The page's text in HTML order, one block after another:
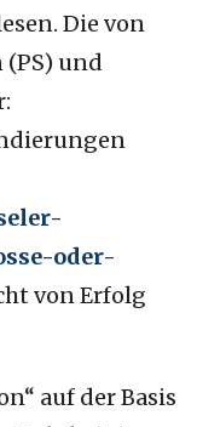
Die von
und
oder-
von Erfolg
auf der Basis